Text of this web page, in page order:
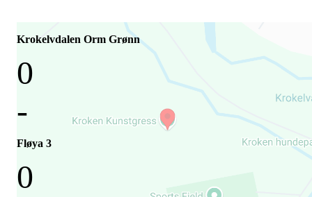
Krokelvdalen Orm Grønn
0
-
Fløya 3
0